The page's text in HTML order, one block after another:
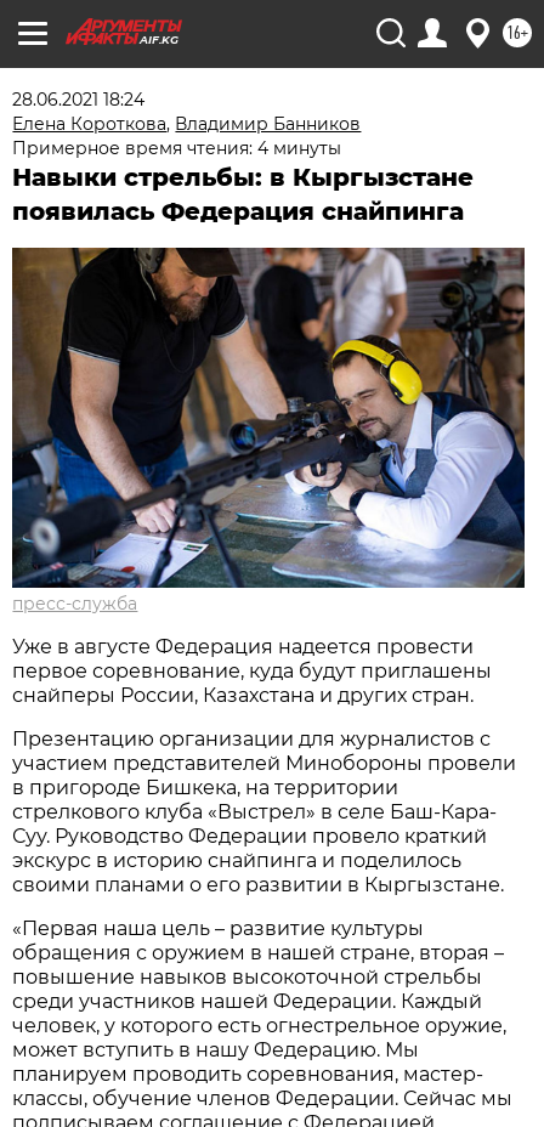
AIF.KG 16+
28.06.2021 18:24
Елена Короткова, Владимир Банников
Примерное время чтения: 4 минуты
Навыки стрельбы: в Кыргызстане
появилась Федерация снайпинга
пресс-служба
Уже в августе Федерация надеется провести
первое соревнование, куда будут приглашены
снайперы России, Казахстана и других стран.
Презентацию организации для журналистов с
участием представителей Минобороны провели
в пригороде Бишкека, на территории
стрелкового клуба «Выстрел» в селе Баш-Кара-
Суу. Руководство Федерации провело краткий
экскурс в историю снайпинга и поделилось
своими планами о его развитии в Кыргызстане.
«Первая наша цель – развитие культуры
обращения с оружием в нашей стране, вторая –
повышение навыков высокоточной стрельбы
среди участников нашей Федерации. Каждый
человек, у которого есть огнестрельное оружие,
может вступить в нашу Федерацию. Мы
планируем проводить соревнования, мастер-
классы, обучение членов Федерации. Сейчас мы